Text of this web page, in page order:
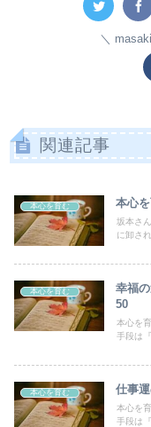
関連記事
本心を育む 本心
坂本さ
に卸さ
本心を育む
幸福
50
本心を
手段は
本心を育む 仕事
本心を
手段は